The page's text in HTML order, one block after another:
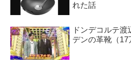
れた話
ドンデコルテ
デンの革靴（17